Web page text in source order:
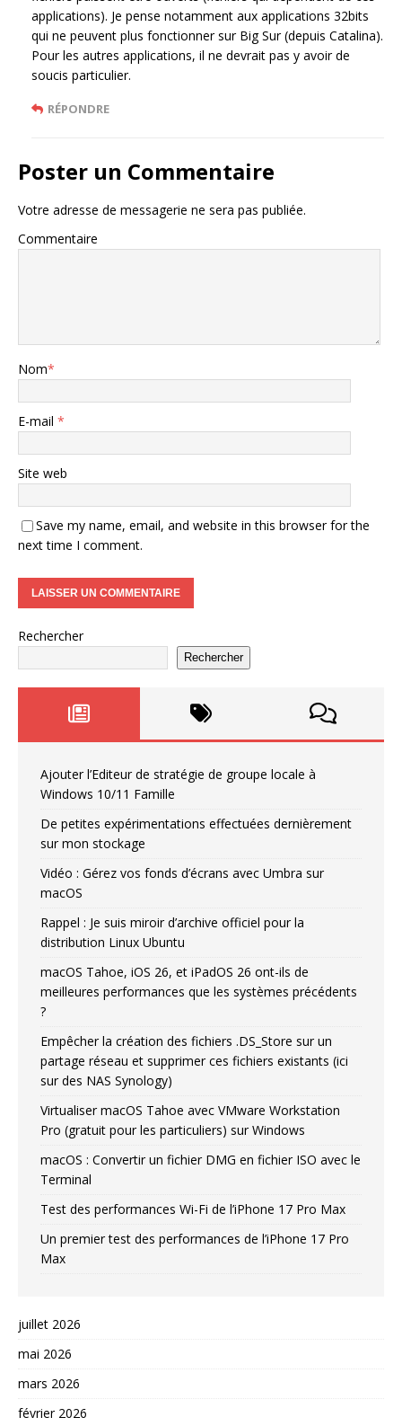
applications). Je pense notamment aux applications 32bits
qui ne peuvent plus fonctionner sur Big Sur (depuis Catalina).
Pour les autres applications, il ne devrait pas y avoir de
soucis particulier.
RÉPONDRE
Poster un Commentaire
Votre adresse de messagerie ne sera pas publiée.
Commentaire
Nom*
E-mail *
Site web
Save my name, email, and website in this browser for the
next time I comment.
Rechercher
Rechercher
Ajouter l’Editeur de stratégie de groupe locale à
Windows 10/11 Famille
De petites expérimentations effectuées dernièrement
sur mon stockage
Vidéo : Gérez vos fonds d’écrans avec Umbra sur
macOS
Rappel : Je suis miroir d’archive officiel pour la
distribution Linux Ubuntu
macOS Tahoe, iOS 26, et iPadOS 26 ont-ils de
meilleures performances que les systèmes précédents
?
Empêcher la création des fichiers .DS_Store sur un
partage réseau et supprimer ces fichiers existants (ici
sur des NAS Synology)
Virtualiser macOS Tahoe avec VMware Workstation
Pro (gratuit pour les particuliers) sur Windows
macOS : Convertir un fichier DMG en fichier ISO avec le
Terminal
Test des performances Wi-Fi de l’iPhone 17 Pro Max
Un premier test des performances de l’iPhone 17 Pro
Max
juillet 2026
mai 2026
mars 2026
février 2026